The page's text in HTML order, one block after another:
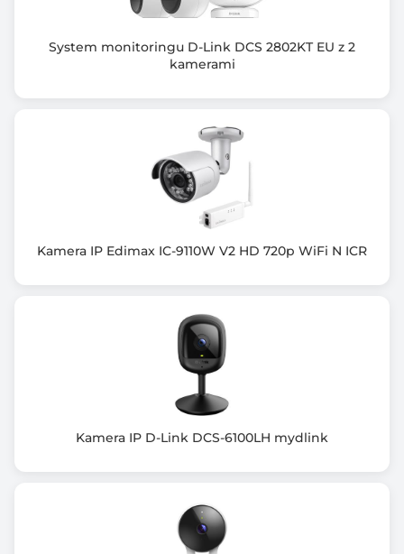
Zastosowanie kamery
zewnątrz / wewnątrz
zasilacz sieciowy
Nie
Informacje dodatkowe
Przetwornik: 1/2,9” 4MPx CMOS
Balans bieli
Strefy prywatności
Interfejs sieciowy: RJ-45(10/100Mbps), obsługa WiFi
Mechaniczny filtr podczerwieni
System monitoringu D-Link DCS 2802KT EU z 2
kamerami
Kamera IP Edimax IC-9110W V2 HD 720p WiFi N ICR
Kamera IP D-Link DCS-6100LH mydlink